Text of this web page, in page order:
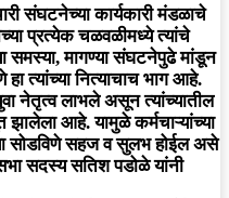
संघटनेच्या कार्यकारी मंडळाचे
प्रत्येक चळवळीमध्ये त्यांचे
समस्या, मागण्या संघटनेपुढे मांडून
त्यांच्या नित्याचाच भाग आहे.
नेतृत्व लाभले असून त्यांच्यातील
आहे. यामुळे कर्मचाऱ्यांच्या
सोडविणे सहज व सुलभ होईल असे
सदस्य सतिश पडोळे यांनी